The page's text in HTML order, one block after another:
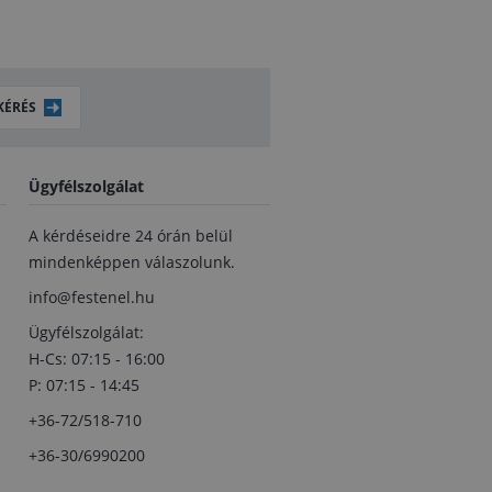
Ügyfélszolgálat
A kérdéseidre 24 órán belül
mindenképpen válaszolunk.
info@festenel.hu
Ügyfélszolgálat:
H-Cs: 07:15 - 16:00
P: 07:15 - 14:45
+36-72/518-710
+36-30/6990200